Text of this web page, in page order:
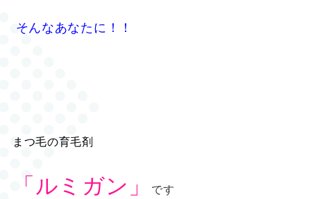
そんなあなたに！！
まつ毛の育毛剤
「ルミガン」 です